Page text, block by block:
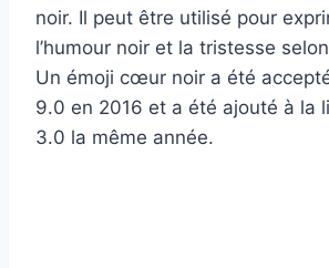
noir. Il peut être utilisé pour
l’humour noir et la tristesse
Un émoji cœur noir a été
9.0 en 2016 et a été ajouté à la
3.0 la même année.